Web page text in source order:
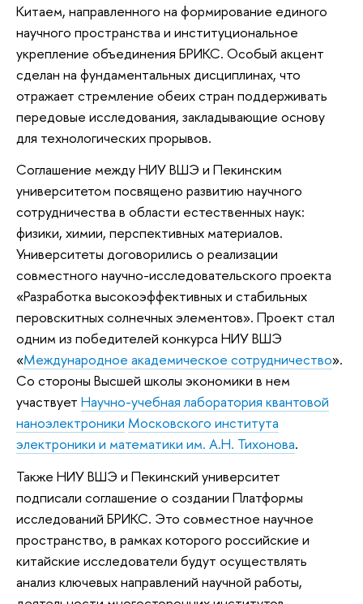
Китаем, направленного на формирование единого
научного пространства и институциональное
укрепление объединения БРИКС. Особый акцент
сделан на фундаментальных дисциплинах, что
отражает стремление обеих стран поддерживать
передовые исследования, закладывающие основу
для технологических прорывов.
Соглашение между НИУ ВШЭ и Пекинским
университетом посвящено развитию научного
сотрудничества в области естественных наук:
физики, химии, перспективных материалов.
Университеты договорились о реализации
совместного научно-исследовательского проекта
«Разработка высокоэффективных и стабильных
перовскитных солнечных элементов». Проект стал
одним из победителей конкурса НИУ ВШЭ
«Международное академическое сотрудничество».
Со стороны Высшей школы экономики в нем
участвует Научно-учебная лаборатория квантовой
наноэлектроники Московского института
электроники и математики им. А.Н. Тихонова.
Также НИУ ВШЭ и Пекинский университет
подписали соглашение о создании Платформы
исследований БРИКС. Это совместное научное
пространство, в рамках которого российские и
китайские исследователи будут осуществлять
анализ ключевых направлений научной работы,